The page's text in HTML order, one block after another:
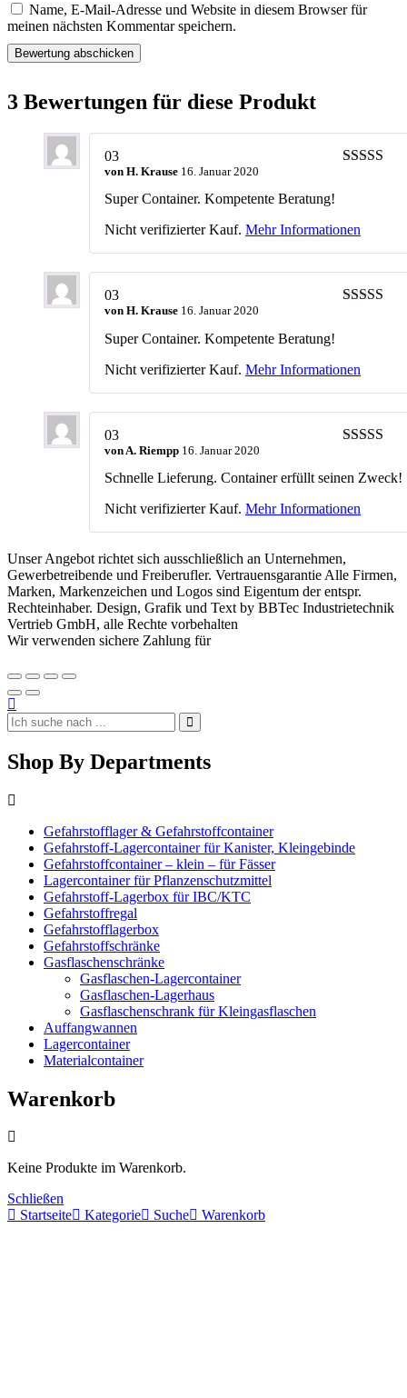
Name, E-Mail-Adresse und Website in diesem Browser für
meinen nächsten Kommentar speichern.
3 Bewertungen für diese Produkt
03
von H. Krause 16. Januar 2020
Super Container. Kompetente Beratung!
Nicht verifizierter Kauf. Mehr Informationen
03
von H. Krause 16. Januar 2020
Super Container. Kompetente Beratung!
Nicht verifizierter Kauf. Mehr Informationen
von 5
03
von A. Riempp 16. Januar 2020
Schnelle Lieferung. Container erfüllt seinen Zweck!
Nicht verifizierter Kauf. Mehr Informationen
Unser Angebot richtet sich ausschließlich an Unternehmen,
Gewerbetreibende und Freiberufler. Vertrauensgarantie Alle Firmen,
Marken, Markenzeichen und Logos sind Eigentum der entspr.
Rechteinhaber. Design, Grafik und Text by BBTec Industrietechnik
Vertrieb GmbH, alle Rechte vorbehalten
Wir verwenden sichere Zahlung für
Shop By Departments
Gefahrstofflager & Gefahrstoffcontainer
Gefahrstoff-Lagercontainer für Kanister, Kleingebinde
Gefahrstoffcontainer – klein – für Fässer
Lagercontainer für Pflanzenschutzmittel
Gefahrstoff-Lagerbox für IBC/KTC
Gefahrstoffregal
Gefahrstofflagerbox
Gefahrstoffschränke
Gasflaschenschränke
Gasflaschen-Lagercontainer
Gasflaschen-Lagerhaus
Gasflaschenschrank für Kleingasflaschen
Auffangwannen
Lagercontainer
Materialcontainer
Warenkorb
Keine Produkte im Warenkorb.
Schließen
Startseite
Kategorie Suche Warenkorb